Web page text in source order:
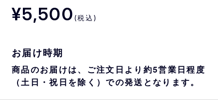
¥5,500 (税込)
お届け時期
商品のお届けは、ご注文日より約5営業日程度
（土日・祝日を除く）での発送となります。